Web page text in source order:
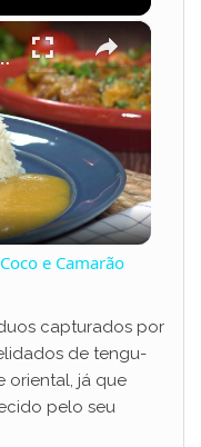
×
Coco e Camarão
e Camarão
capturados por
de tengu-
oriental, já que
pelo seu